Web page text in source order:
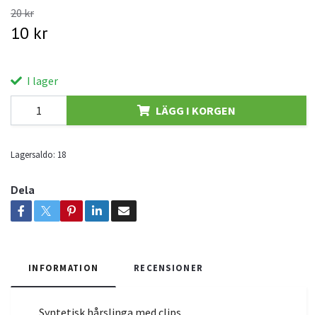
20 kr
10 kr
I lager
LÄGG I KORGEN
Lagersaldo: 18
Dela
INFORMATION RECENSIONER